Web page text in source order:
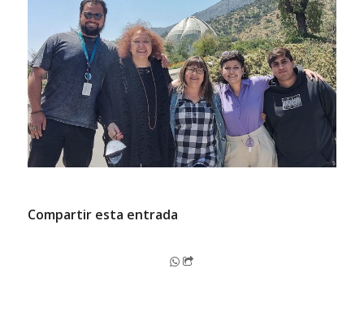
Compartir esta entrada